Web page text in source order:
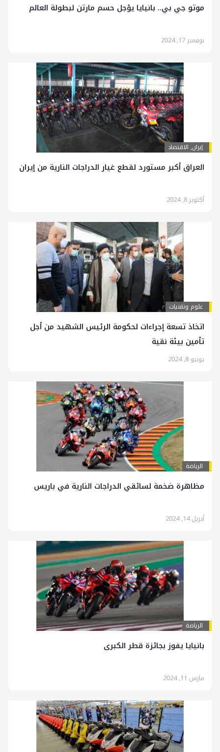
موتو جي بي.. بانيايا يؤجل حسم مارتن لبطولة العالم
نوفمبر 17, 2024
إيران, الاقتصاد
العراق أكبر مستورد لقطع غيار الدراجات النارية من إيران
أكتوبر 8, 2024
علوم وتقنيات
اتخاذ تسعة إجراءات لحكومة الرئيس الشهيد من أجل
تأمين بيئة نقية
يونيو 8, 2024
الرياضة
مظاهرة ضخمة لسائقي الدراجات النارية في باريس
أبريل 14, 2024
الرياضة
بانيايا يفوز بجائزة قطر الكبرى
مارس 11, 2024